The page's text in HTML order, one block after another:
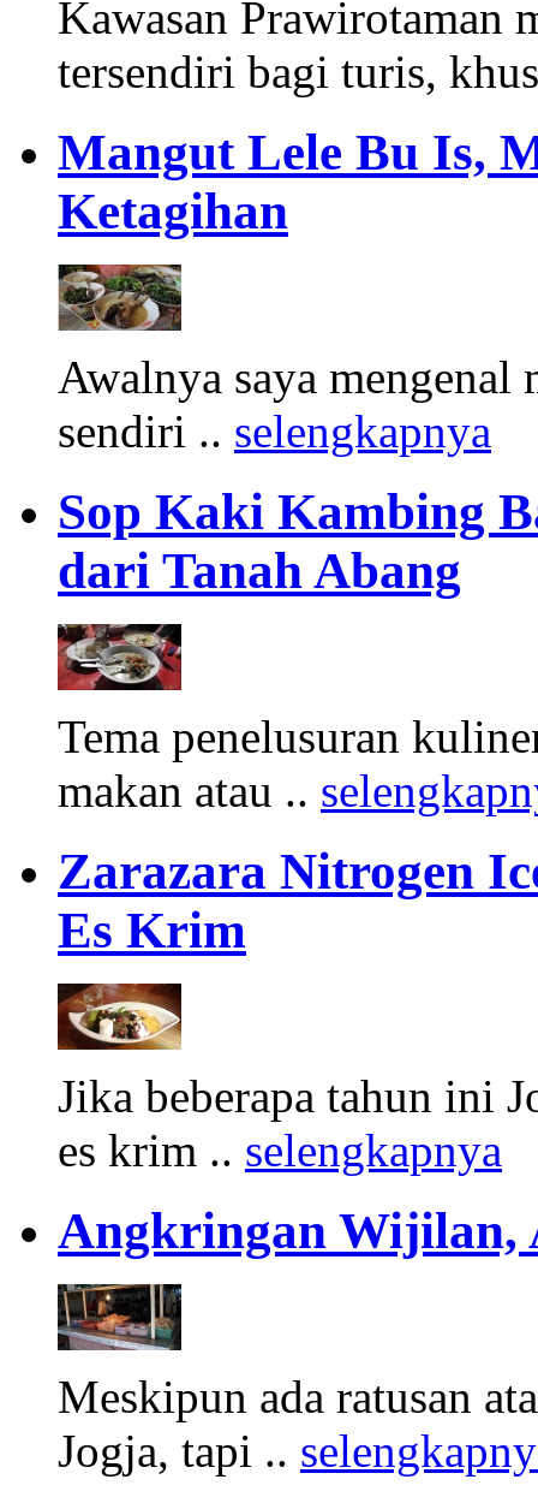
Kawasan Prawirotaman
tersendiri bagi turis,
Mangut Lele Bu Is,
Ketagihan
Awalnya saya mengenal
sendiri .. selengkapnya
Sop Kaki Kambing
dari Tanah Abang
Tema penelusuran
makan atau ..
Zarazara Nitrogen
Es Krim
Jika beberapa tahun ini
es krim .. selengkapnya
Angkringan Wijilan,
Meskipun ada ratusan
Jogja, tapi ..